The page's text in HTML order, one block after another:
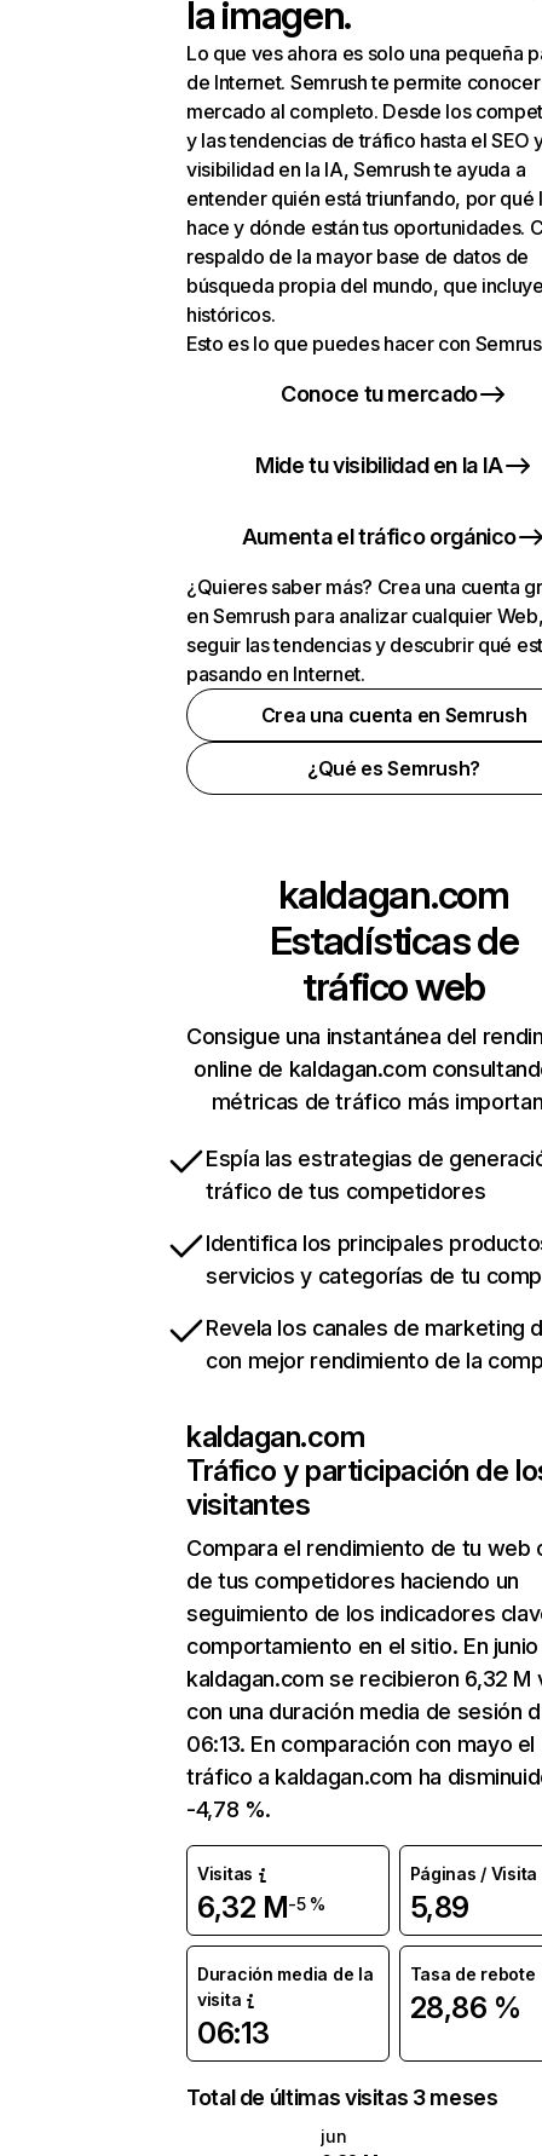
la imagen.
Lo que ves ahora es solo una pequeña
de Internet. Semrush te permite
mercado al completo. Desde los
y las tendencias de tráfico hasta el SEO
visibilidad en la IA, Semrush te ayuda a
entender quién está triunfando, por qué
hace y dónde están tus oportunidades.
respaldo de la mayor base de datos de
búsqueda propia del mundo, que
históricos.
Esto es lo que puedes hacer con
Conoce tu mercado
Mide tu visibilidad en la IA
Aumenta el tráfico orgánico
¿Quieres saber más? Crea una cuenta
en Semrush para analizar cualquier
seguir las tendencias y descubrir qué
pasando en Internet.
Crea una cuenta en Semrush
¿Qué es Semrush?
kaldagan.com
Estadísticas de
tráfico web
Consigue una instantánea del
online de kaldagan.com
métricas de tráfico más
Espía las estrategias de
tráfico de tus competidores
Identifica los principales
servicios y categorías de tu
Revela los canales de marketing
con mejor rendimiento de la
kaldagan.com
Tráfico y participación de
visitantes
Compara el rendimiento de tu web
de tus competidores haciendo un
seguimiento de los indicadores
comportamiento en el sitio. En junio
kaldagan.com se recibieron 6,32 M
con una duración media de sesión
06:13. En comparación con mayo el
tráfico a kaldagan.com ha
-4,78 %.
Visitas
6,32 M-5 %
Páginas / Visita
5,89
Duración media de la
visita
06:13
Tasa de rebote
28,86 %
Total de últimas visitas 3 meses
jun